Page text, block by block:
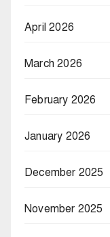
April 2026
March 2026
February 2026
January 2026
December 2025
November 2025